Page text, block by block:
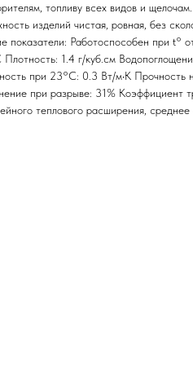
топливу всех видов и
изделий чистая, ровная, без
показатели: Работоспособен при t°
Плотность: 1.4 г/куб.см
при 23°C: 0.3 Вт/м•К Прочность
при разрыве: 31% Коэффициент
теплового расширения,